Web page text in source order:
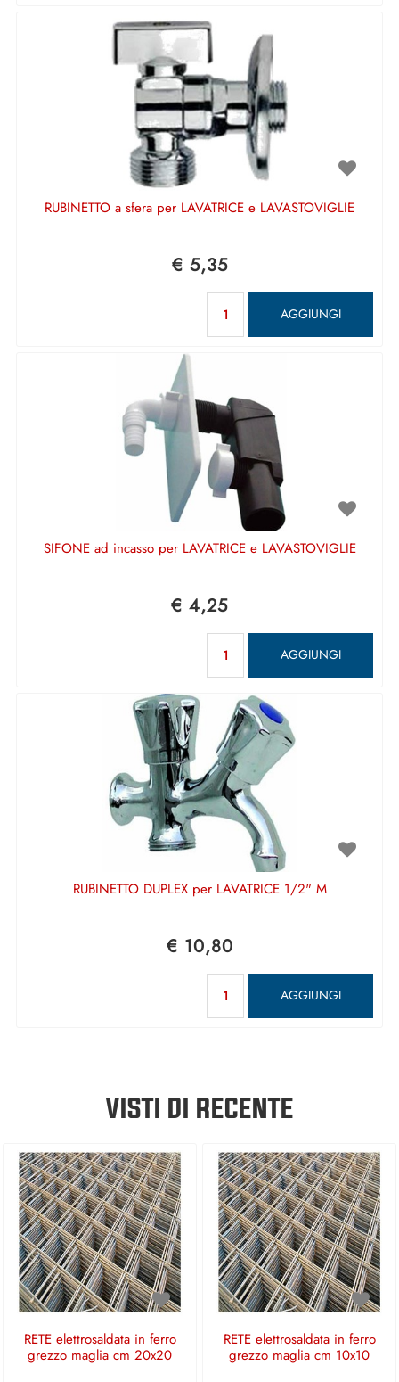
RUBINETTO a sfera per LAVATRICE e LAVASTOVIGLIE
€ 5,35
AGGIUNGI
SIFONE ad incasso per LAVATRICE e LAVASTOVIGLIE
€ 4,25
AGGIUNGI
RUBINETTO DUPLEX per LAVATRICE 1/2" M
€ 10,80
AGGIUNGI
VISTI DI RECENTE
RETE elettrosaldata in ferro
grezzo maglia cm 20x20
RETE elettrosaldata in ferro
grezzo maglia cm 10x10